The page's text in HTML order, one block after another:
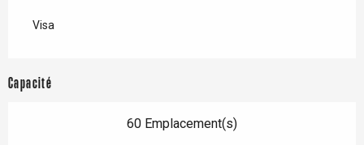
Visa
Capacité
60 Emplacement(s)